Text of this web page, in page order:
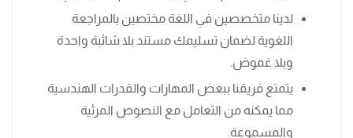
لدينا متخصصين في اللغة مختصين بالمراجعة
اللغوية لضمان تسليمك مستند بلا شائبة واحدة
وبلا غموض.
يتمتع فريقنا ببعض المهارات والقدرات الهندسية
مما يمكنه من التعامل مع النصوص المرئية
والمسموعة.